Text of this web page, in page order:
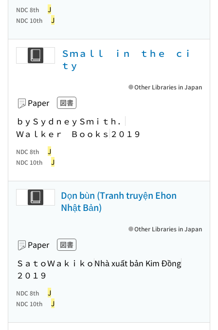
NDC 8th J
NDC 10th J
Ｓｍａｌｌ ｉｎ ｔｈｅ ｃｉ
ｔｙ
Paper 図書
ｂｙＳｙｄｎｅｙＳｍｉｔｈ．
Ｗａｌｋｅｒ Ｂｏｏｋｓ ２０１９
Other Libraries in Japan
NDC 8th J
NDC 10th J
Dọn bùn (Tranh truyện Ehon
Nhật Bản)
Paper 図書
ＳａｔｏＷａｋｉｋｏ Nhà xuất bản Kim Đồng
２０１９
Other Libraries in Japan
NDC 8th J
NDC 10th J